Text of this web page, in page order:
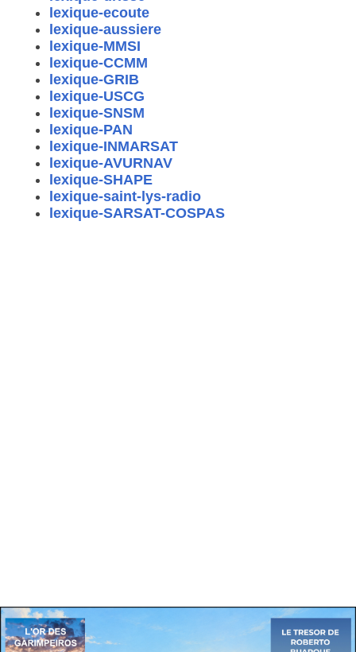
lexique-ecoute
lexique-aussiere
lexique-MMSI
lexique-CCMM
lexique-GRIB
lexique-USCG
lexique-SNSM
lexique-PAN
lexique-INMARSAT
lexique-AVURNAV
lexique-SHAPE
lexique-saint-lys-radio
lexique-SARSAT-COSPAS